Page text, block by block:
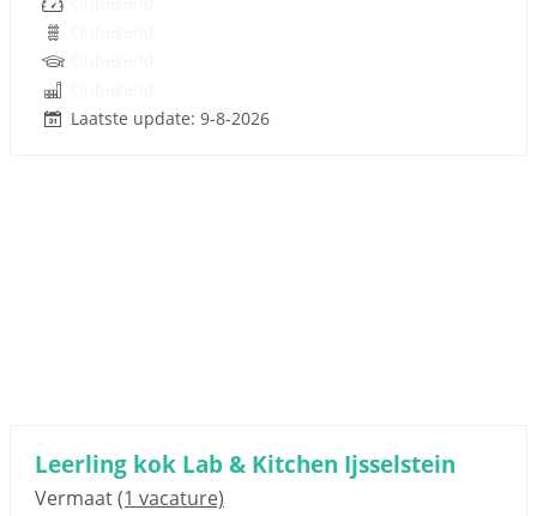
Laatste update: 9-8-2026
Leerling kok Lab & Kitchen Ijsselstein
Vermaat(1 vacature)